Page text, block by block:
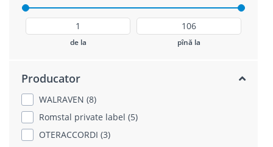
de la pînă la
Producator
WALRAVEN (8)
Romstal private label (5)
OTERACCORDI (3)